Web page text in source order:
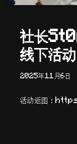
社长
线下活动
2025年11月6日
活动返图：